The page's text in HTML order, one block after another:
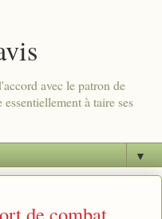
avec le patron de
à taire ses
▼